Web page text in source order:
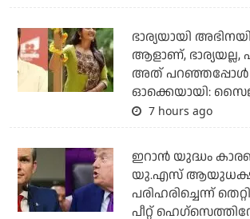
ഭാര്യയായി
ആളാണ്, ഭാര്യയല്ല,
അത്
ഓക്കെയായി:
7 hours ago
ഇറാന്‍ യുദ്ധം
യു.എസ്
പരിഹരിച്ചെന്ന്
പീറ്റ്